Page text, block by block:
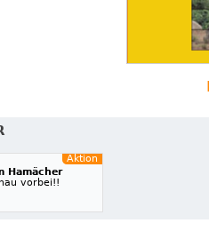
Aktion
Hamächer
vorbei!!